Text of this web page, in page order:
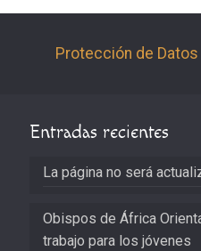
Protección de Datos
Entradas recientes
La página no será
Obispos de África
trabajo para los jóvenes